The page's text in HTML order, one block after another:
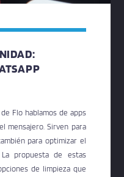
Flo hablamos de apps
mensajero. Sirven para
para optimizar el
propuesta de estas
de limpieza que